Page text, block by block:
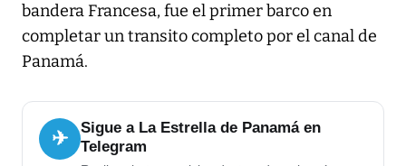
bandera Francesa, fue el primer barco en
completar un transito completo por el canal de
Panamá.
✈
Sigue a La Estrella de Panamá en
Telegram